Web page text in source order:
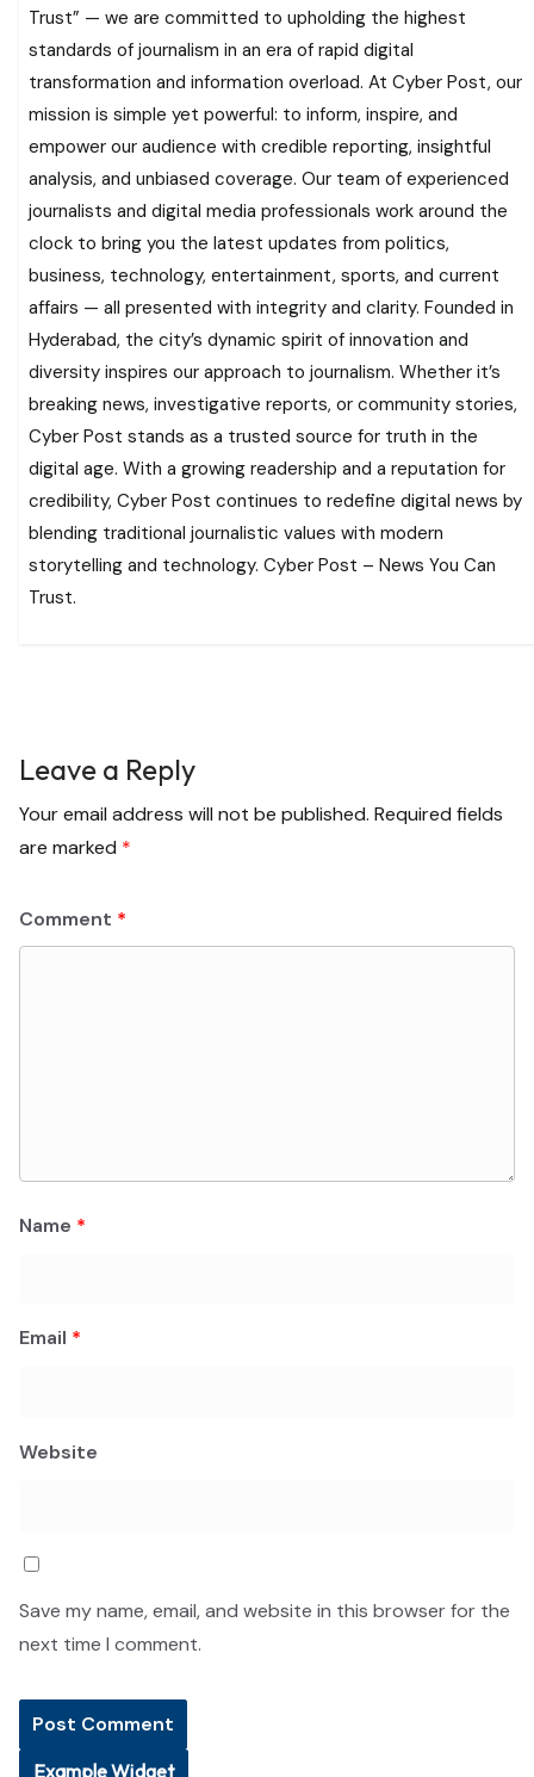
Trust” — we are committed to upholding the highest
standards of journalism in an era of rapid digital
transformation and information overload. At Cyber Post, our
mission is simple yet powerful: to inform, inspire, and
empower our audience with credible reporting, insightful
analysis, and unbiased coverage. Our team of experienced
journalists and digital media professionals work around the
clock to bring you the latest updates from politics,
business, technology, entertainment, sports, and current
affairs — all presented with integrity and clarity. Founded in
Hyderabad, the city’s dynamic spirit of innovation and
diversity inspires our approach to journalism. Whether it’s
breaking news, investigative reports, or community stories,
Cyber Post stands as a trusted source for truth in the
digital age. With a growing readership and a reputation for
credibility, Cyber Post continues to redefine digital news by
blending traditional journalistic values with modern
storytelling and technology. Cyber Post – News You Can
Trust.
Leave a Reply
Your email address will not be published. Required fields
are marked *
Comment *
Name *
Email *
Website
Save my name, email, and website in this browser for the
next time I comment.
Example Widget